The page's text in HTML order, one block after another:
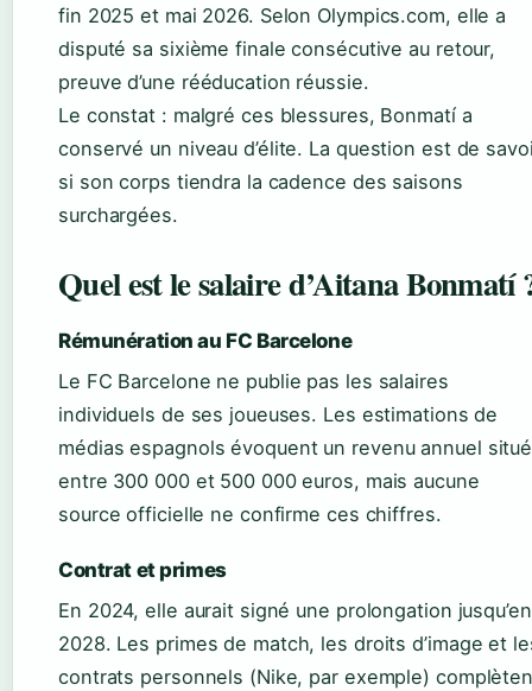
fin 2025 et mai 2026. Selon Olympics.com, elle a
disputé sa sixième finale consécutive au retour,
preuve d’une rééducation réussie.
Le constat : malgré ces blessures, Bonmatí a
conservé un niveau d’élite. La question est de
si son corps tiendra la cadence des saisons
surchargées.
Quel est le salaire d’Aitana Bonmatí
Rémunération au FC Barcelone
Le FC Barcelone ne publie pas les salaires
individuels de ses joueuses. Les estimations de
médias espagnols évoquent un revenu annuel situé
entre 300 000 et 500 000 euros, mais aucune
source officielle ne confirme ces chiffres.
Contrat et primes
En 2024, elle aurait signé une prolongation jusqu’en
2028. Les primes de match, les droits d’image et
contrats personnels (Nike, par exemple)